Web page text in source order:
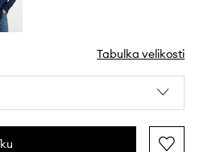
Tabulka velikosti